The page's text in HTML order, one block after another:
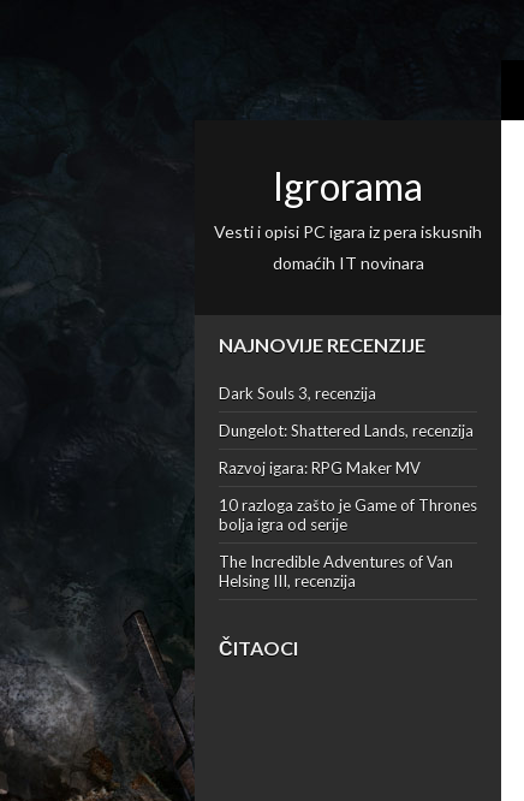
Igrorama
Vesti i opisi PC igara iz pera iskusnih
domaćih IT novinara
NAJNOVIJE RECENZIJE
Dark Souls 3, recenzija
Dungelot: Shattered Lands, recenzija
Razvoj igara: RPG Maker MV
10 razloga zašto je Game of Thrones
bolja igra od serije
The Incredible Adventures of Van
Helsing III, recenzija
ČITAOCI